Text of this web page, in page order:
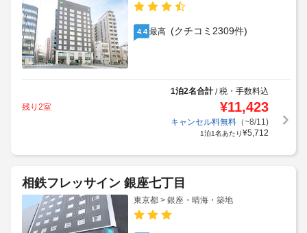
4.4 最高 (クチコミ2309件)
1泊2名合計/税・手数料込
残り2室
¥11,423
キャンセル料無料（~8/11)
1泊1名あたり¥5,712
相鉄フレッサイン 銀座七丁目
東京都 > 銀座・晴海・築地